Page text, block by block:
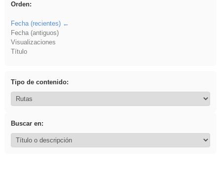
Orden:
Fecha (recientes)
Fecha (antiguos)
Visualizaciones
Título
Tipo de contenido:
Buscar en: